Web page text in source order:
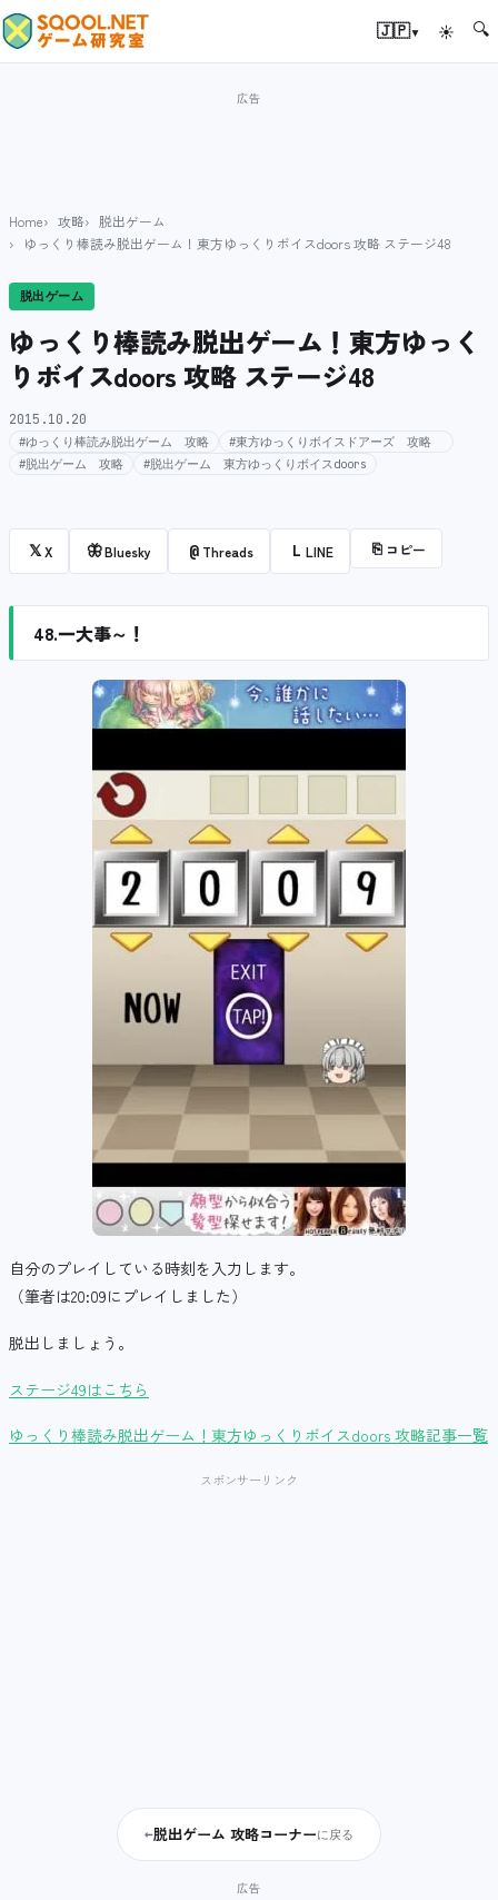
🇯🇵▾ ☀ 🔍
Home 攻略
脱出ゲーム
ゆっくり棒読み脱出ゲーム！東方ゆっくりボイスdoors 攻略 ステージ48
脱出ゲーム
ゆっくり棒読み脱出ゲーム！東方ゆっく
りボイスdoors 攻略 ステージ48
2015.10.20
#ゆっくり棒読み脱出ゲーム 攻略
#東方ゆっくりボイスドアーズ 攻略
#脱出ゲーム 攻略
#脱出ゲーム 東方ゆっくりボイスdoors
𝕏X 🦋Bluesky @ Threads L LINE ⎘ コピー
48.一大事～！
自分のプレイしている時刻を入力します。
（筆者は20:09にプレイしました）
脱出しましょう。
ステージ49はこちら
ゆっくり棒読み脱出ゲーム！東方ゆっくりボイスdoors 攻略記事一覧
スポンサーリンク
←脱出ゲーム 攻略コーナーに戻る